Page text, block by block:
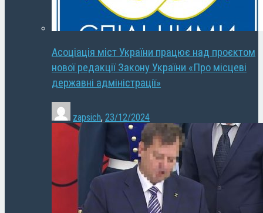
Асоціація міст України працює над проєктом
нової редакції Закону України «Про місцеві
державні адміністрації»
zapsich, 23/12/2024